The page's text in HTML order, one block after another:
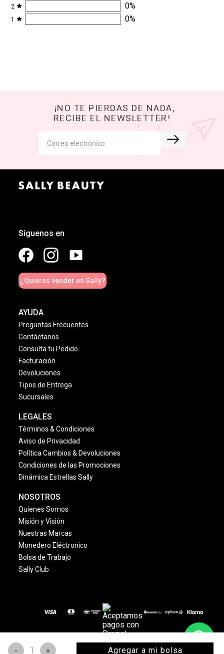
＋
－ Agregar a mi bolsa
2 0%
1 0%
¡NO TE PIERDAS DE NADA,
RECIBE EL NEWSLETTER!
Síguenos en
¿Quieres vender en Sally?
AYUDA
Preguntas Frecuentes
Contáctanos
Consulta tu Pedido
Facturación
Devoluciones
Tipos de Entrega
Sucursales
LEGALES
Términos & Condiciones
Aviso de Privacidad
Política Cambios & Devoluciones
Condiciones de las Promociones
Dinámica Estrellas Sally
NOSOTROS
Quienes Somos
Misión y Visión
Nuestras Marcas
Monedero Eléctronico
Bolsa de Trabajo
Sally Club
© 2024 Copyright. Todos los derechos reservados